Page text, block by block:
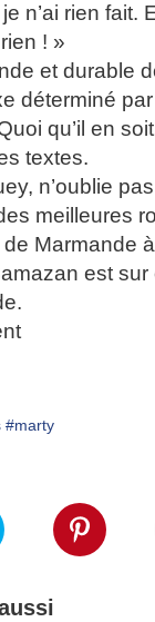
n’ai rien fait.
! »
et durable
déterminé par
qu’il en
textes.
n’oublie
meilleures
Marmande
est sur
#marty